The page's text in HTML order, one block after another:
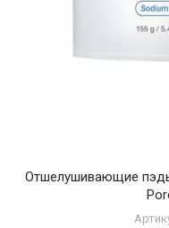
Отшелушивающие